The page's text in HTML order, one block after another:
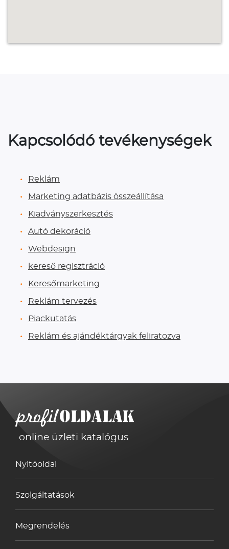
Kapcsolódó tevékenységek
Reklám
Marketing adatbázis összeállítása
Kiadványszerkesztés
Autó dekoráció
Webdesign
kereső regisztráció
Keresőmarketing
Reklám tervezés
Piackutatás
Reklám és ajándéktárgyak feliratozva
online üzleti katalógus
Nyitóoldal
Szolgáltatások
Megrendelés